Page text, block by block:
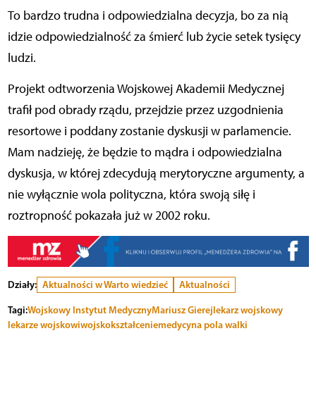
To bardzo trudna i odpowiedzialna decyzja, bo za nią
idzie odpowiedzialność za śmierć lub życie setek tysięcy
ludzi.
Projekt odtworzenia Wojskowej Akademii Medycznej
trafił pod obrady rządu, przejdzie przez uzgodnienia
resortowe i poddany zostanie dyskusji w parlamencie.
Mam nadzieję, że będzie to mądra i odpowiedzialna
dyskusja, w której zdecydują merytoryczne argumenty, a
nie wyłącznie wola polityczna, która swoją siłę i
roztropność pokazała już w 2002 roku.
Działy: Aktualności w Warto wiedzieć
Aktualności
Tagi:Wojskowy Instytut MedycznyMariusz Gierejlekarz wojskowy
lekarze wojskowiwojskokształceniemedycyna pola walki